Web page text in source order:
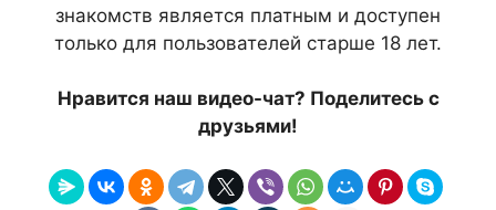
знакомств является платным и доступен
только для пользователей старше 18 лет.
Нравится наш видео-чат? Поделитесь с
друзьями!